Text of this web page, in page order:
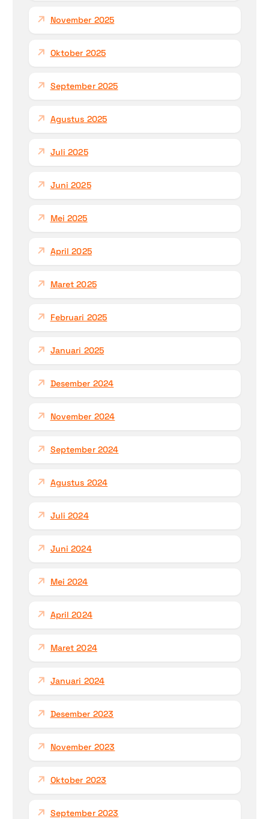
November 2025
Oktober 2025
September 2025
Agustus 2025
Juli 2025
Juni 2025
Mei 2025
April 2025
Maret 2025
Februari 2025
Januari 2025
Desember 2024
November 2024
September 2024
Agustus 2024
Juli 2024
Juni 2024
Mei 2024
April 2024
Maret 2024
Januari 2024
Desember 2023
November 2023
Oktober 2023
September 2023